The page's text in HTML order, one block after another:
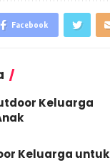
Facebook
Keluarga
Keluarga untuk